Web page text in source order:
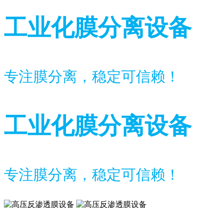
工业化膜分离设备
专注膜分离，稳定可信赖！
工业化膜分离设备
专注膜分离，稳定可信赖！